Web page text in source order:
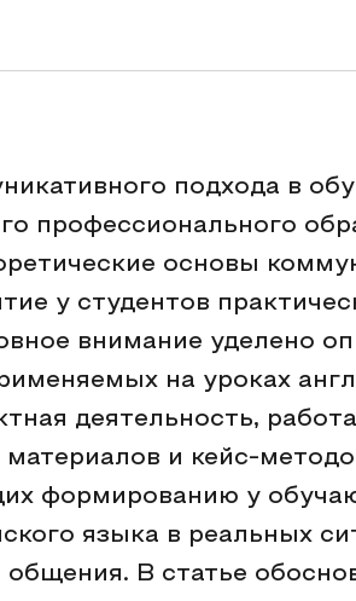
подхода в
профессионального
основы
у студентов
внимание уделено
на уроках
деятельность,
материалов и кейс-
формированию у
языка в реальных
В статье